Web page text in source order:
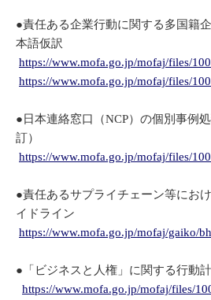
●責任ある企業行動に関する多国籍
本語仮訳
https://www.mofa.go.jp/mofaj/files/
https://www.mofa.go.jp/mofaj/files/
●日本連絡窓口（NCP）の個別事例
訂）
https://www.mofa.go.jp/mofaj/files/
●責任あるサプライチェーン等にお
イドライン
https://www.mofa.go.jp/mofaj/gaiko/
●「ビジネスと人権」に関する行動計
https://www.mofa.go.jp/mofaj/files/